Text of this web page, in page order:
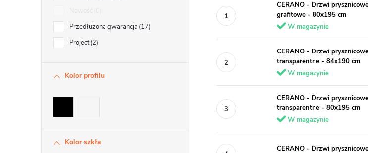
Przedłużona gwarancja 17
Project 2
Kolor profilu
Kolor szkła
CERANO - Drzwi
grafitowe - 80x195 cm
W magazynie
CERANO - Drzwi
transparentne - 84x190 cm
W magazynie
CERANO - Drzwi
transparentne - 80x195 cm
W magazynie
CERANO - Drzwi